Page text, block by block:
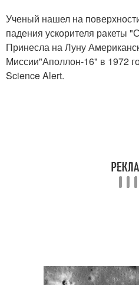
Ученый нашел на
падения ускорителя ракеты
Принесла на Луну
Миссии"Аполлон-16" в 1972
Science Alert.